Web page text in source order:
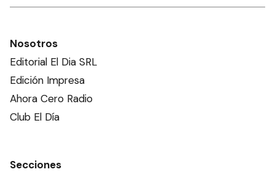
Nosotros
Editorial El Dia SRL
Edición Impresa
Ahora Cero Radio
Club El Día
Secciones